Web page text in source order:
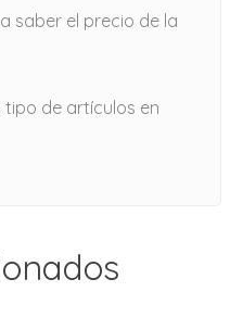
saber el precio de la
de artículos en